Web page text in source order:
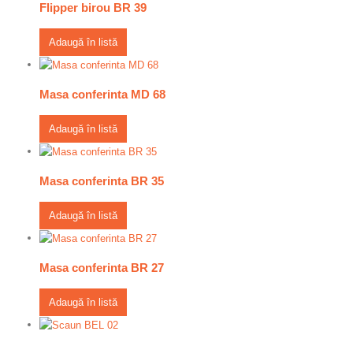
Flipper birou BR 39
Adaugă în listă
Masa conferinta MD 68
Adaugă în listă
Masa conferinta BR 35
Adaugă în listă
Masa conferinta BR 27
Adaugă în listă